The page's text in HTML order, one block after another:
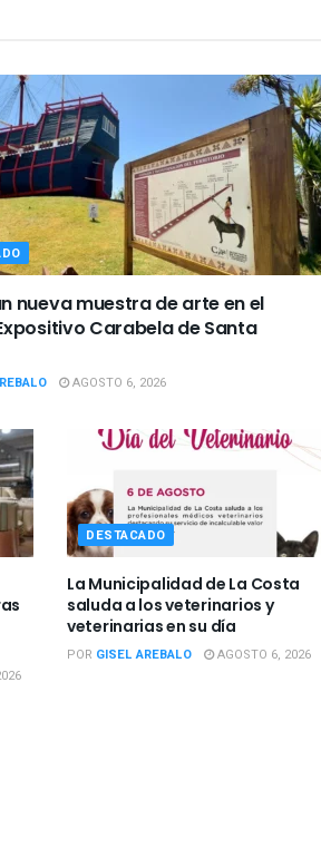
nueva muestra de arte en el
Carabela de Santa
AGOSTO 6, 2026
DESTACADO
La Municipalidad de La Costa
saluda a los veterinarios y
veterinarias en su día
POR GISEL AREBALO AGOSTO 6, 2026